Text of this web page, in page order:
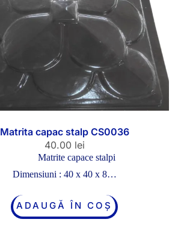
Matrita capac stalp CS0036
40.00 lei
Matrite capace stalpi
Dimensiuni : 40 x 40 x 8…
ADAUGĂ ÎN COȘ